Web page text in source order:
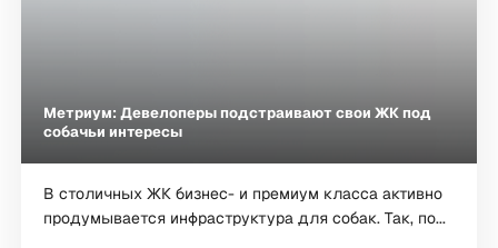
Метриум: Девелоперы подстраивают свои ЖК под
собачьи интересы
В столичных ЖК бизнес- и премиум класса активно
продумывается инфраструктура для собак. Так, по...